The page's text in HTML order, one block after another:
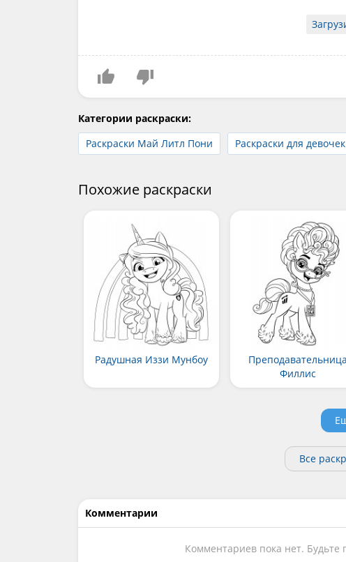
Категории раскраски:
Раскраски Май Литл Пони
Раскраски для девочек
Похожие раскраски
Радушная Иззи Мунбоу
Преподавательница
Филлис
Все
Комментарии
Комментариев пока нет. Будьте